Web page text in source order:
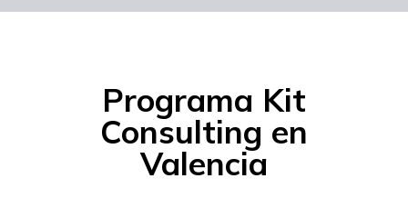
Programa Kit
Consulting en
Valencia